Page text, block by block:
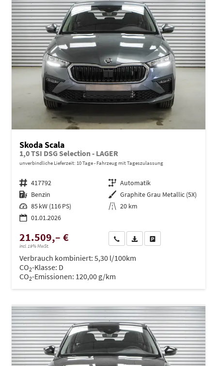
Skoda Scala
1,0 TSI DSG Selection - LAGER
unverbindliche Lieferzeit: 10 Tage Fahrzeug mit Tageszulassung
Fahrzeugnr. 417792 Getriebe Automatik
Kraftstoff Benzin Außenfarbe Graphite Grau Metallic (5X)
Leistung 85 kW (116 PS) Kilometerstand 20 km
01.01.2026
21.509,– €
incl. 19% MwSt.
Wir rufen Sie anPDF-Datei, Fahrzeugexposé
Verbrauch kombiniert: 5,30 l/100km
CO2-Klasse: D
CO2-Emissionen: 120,00 g/km